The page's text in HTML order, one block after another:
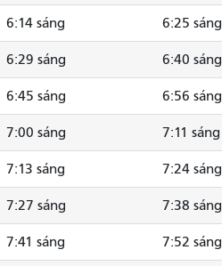
6:14 sáng 6:25 sáng
6:29 sáng 6:40 sáng
6:45 sáng 6:56 sáng
7:00 sáng 7:11 sáng
7:13 sáng 7:24 sáng
7:27 sáng 7:38 sáng
7:41 sáng 7:52 sáng